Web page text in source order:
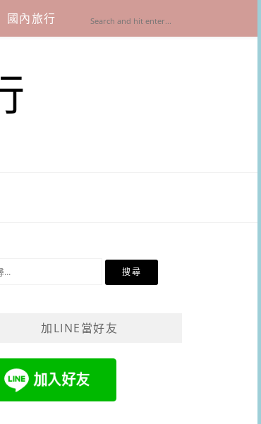
國內旅行
加LINE當好友